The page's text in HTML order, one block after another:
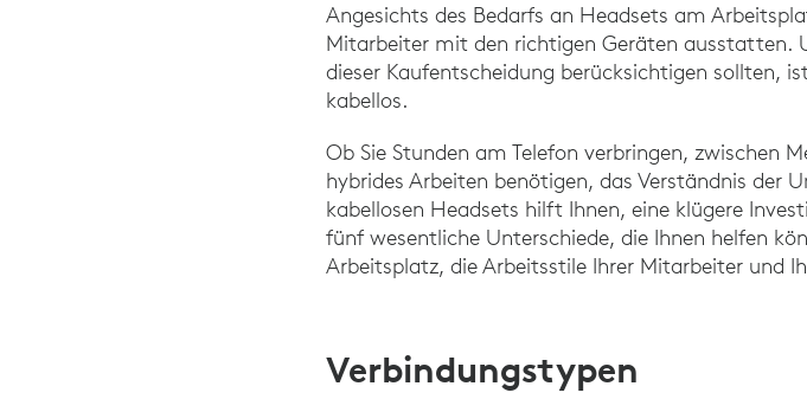
Angesichts des Bedarfs an Headsets am
Mitarbeiter mit den richtigen Geräten ausstatten.
dieser Kaufentscheidung berücksichtigen sollten,
kabellos.
Ob Sie Stunden am Telefon verbringen, zwischen
hybrides Arbeiten benötigen, das Verständnis der
kabellosen Headsets hilft Ihnen, eine klügere
fünf wesentliche Unterschiede, die Ihnen helfen
Arbeitsplatz, die Arbeitsstile Ihrer Mitarbeiter und
Verbindungstypen